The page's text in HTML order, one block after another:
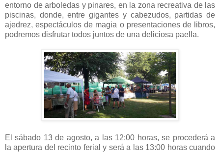
entorno de arboledas y pinares, en la zona recreativa de las
piscinas, donde, entre gigantes y cabezudos, partidas de
ajedrez, espectáculos de magia o presentaciones de libros,
podremos disfrutar todos juntos de una deliciosa paella.
El sábado 13 de agosto, a las 12:00 horas, se procederá a
la apertura del recinto ferial y será a las 13:00 horas cuando